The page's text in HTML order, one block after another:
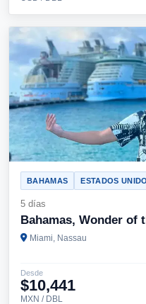
BAHAMAS ESTADOS
5 días
Bahamas, Wonder of
Miami, Nassau
Desde
$10,441
MXN / DBL